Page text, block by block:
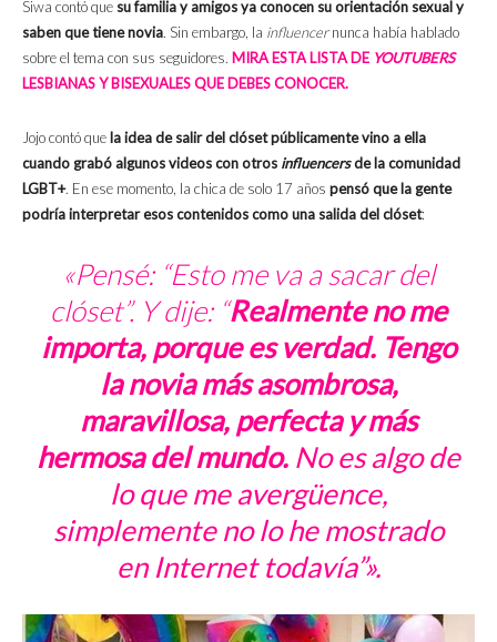
Siwa contó que su familia y amigos ya conocen su orientación sexual y
saben que tiene novia. Sin embargo, la influencernunca había hablado
sobre el tema con sus seguidores. MIRA ESTA LISTA DE YOUTUBERS
LESBIANAS Y BISEXUALES QUE DEBES CONOCER.
Jojo contó que la idea de salir del clóset públicamente vino a ella
cuando grabó algunos videos con otros influencersde la comunidad
LGBT+. En ese momento, la chica de solo 17 años pensó que la gente
podría interpretar esos contenidos como una salida del clóset:
«Pensé: “Esto me va a sacar del
clóset”. Y dije: “Realmente no me
importa, porque es verdad. Tengo
la novia más asombrosa,
maravillosa, perfecta y más
hermosa del mundo. No es algo de
lo que me avergüence,
simplemente no lo he mostrado
en Internet todavía”».